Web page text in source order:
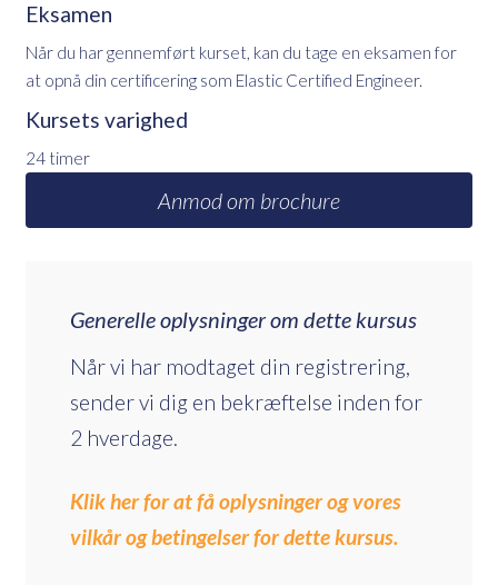
Eksamen
Når du har gennemført kurset, kan du tage en eksamen for
at opnå din certificering som Elastic Certified Engineer.
Kursets varighed
24 timer
Anmod om brochure
Generelle oplysninger om dette kursus
Når vi har modtaget din registrering,
sender vi dig en bekræftelse inden for
2 hverdage.
Klik her for at få oplysninger og vores
vilkår og betingelser for dette kursus.